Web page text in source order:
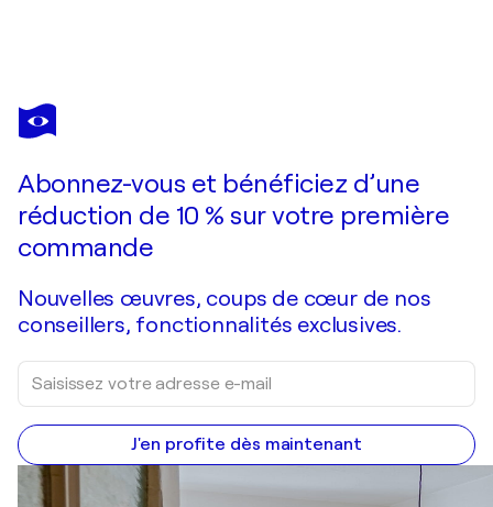
Abonnez-vous et bénéficiez d’une
réduction de 10 % sur votre première
commande
Nouvelles œuvres, coups de cœur de nos
conseillers, fonctionnalités exclusives.
J'en profite dès maintenant